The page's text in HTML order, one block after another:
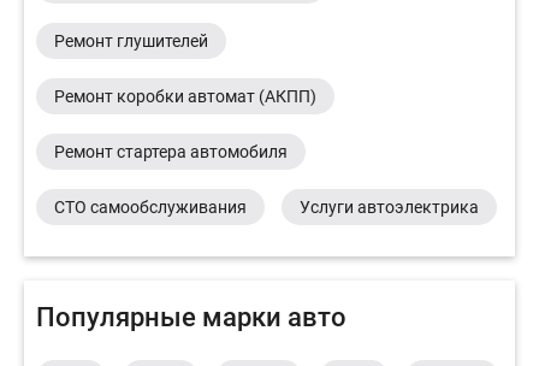
Ремонт глушителей
Ремонт коробки автомат (АКПП)
Ремонт стартера автомобиля
СТО самообслуживания Услуги автоэлектрика
Популярные марки авто